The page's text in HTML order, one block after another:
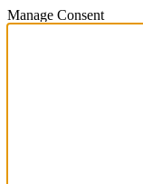
Manage Consent